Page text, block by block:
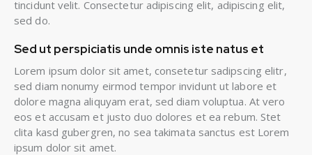
tincidunt velit. Consectetur adipiscing elit, adipiscing elit,
sed do.
Sed ut perspiciatis unde omnis iste natus et
Lorem ipsum dolor sit amet, consetetur sadipscing elitr,
sed diam nonumy eirmod tempor invidunt ut labore et
dolore magna aliquyam erat, sed diam voluptua. At vero
eos et accusam et justo duo dolores et ea rebum. Stet
clita kasd gubergren, no sea takimata sanctus est Lorem
ipsum dolor sit amet.